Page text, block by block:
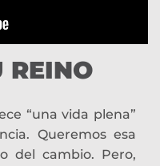
REINO
“una vida plena”
Queremos esa
del cambio. Pero,